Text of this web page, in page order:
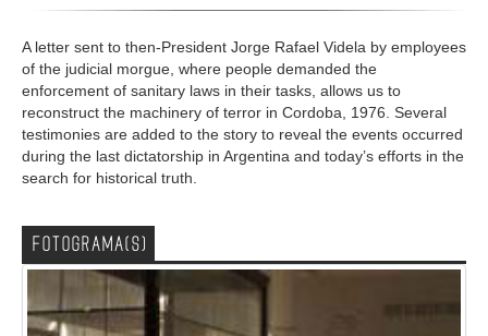
A letter sent to then-President Jorge Rafael Videla by employees
of the judicial morgue, where people demanded the
enforcement of sanitary laws in their tasks, allows us to
reconstruct the machinery of terror in Cordoba, 1976. Several
testimonies are added to the story to reveal the events occurred
during the last dictatorship in Argentina and today’s efforts in the
search for historical truth.
FOTOGRAMA(S)